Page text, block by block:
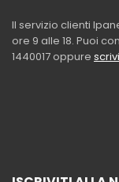
Il servizio clienti
ore 9 alle 18. Puoi
1440017 oppure